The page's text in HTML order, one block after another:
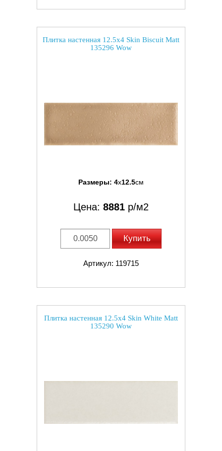
Плитка настенная 12.5x4 Skin Biscuit Matt
135296 Wow
Размеры: 4x12.5см
Цена: 8881 р/м2
Купить
Артикул: 119715
Плитка настенная 12.5x4 Skin White Matt
135290 Wow